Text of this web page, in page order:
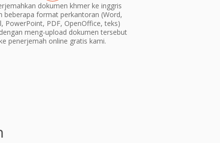
dokumen khmer ke inggris
beberapa format perkantoran (Word,
PowerPoint, PDF, OpenOffice, teks)
meng-upload dokumen tersebut
penerjemah online gratis kami.